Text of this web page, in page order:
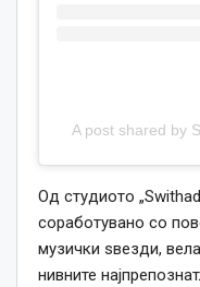
A post shared by
Од студиото
соработувано со
музички ѕвезди,
нивните